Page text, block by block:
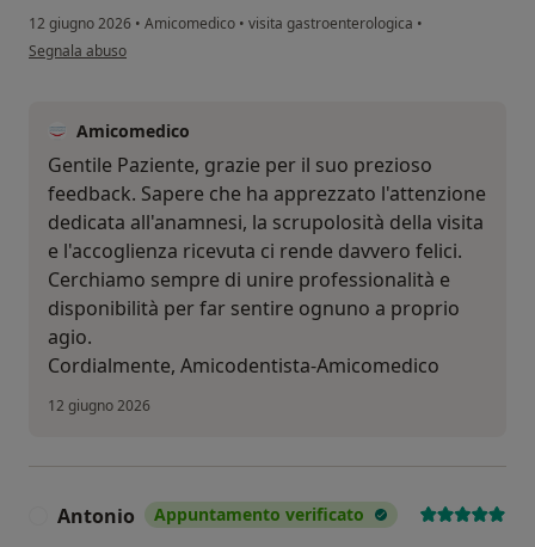
12 giugno 2026 • Amicomedico • visita gastroenterologica •
secondo l'opinione dell'utente Fd
Segnala abuso
Amicomedico
Gentile Paziente, grazie per il suo prezioso
feedback. Sapere che ha apprezzato l'attenzione
dedicata all'anamnesi, la scrupolosità della visita
e l'accoglienza ricevuta ci rende davvero felici.
Cerchiamo sempre di unire professionalità e
disponibilità per far sentire ognuno a proprio
agio.
Cordialmente, Amicodentista-Amicomedico
12 giugno 2026
Antonio Appuntamento verificato